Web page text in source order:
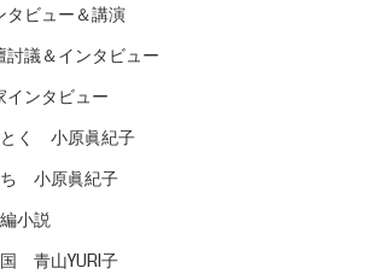
タビュー＆講演
討議＆インタビュー
インタビュー
く 小原眞紀子
小原眞紀子
小説
青山YURI子